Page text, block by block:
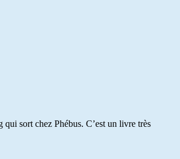
sort chez Phébus. C’est un livre très